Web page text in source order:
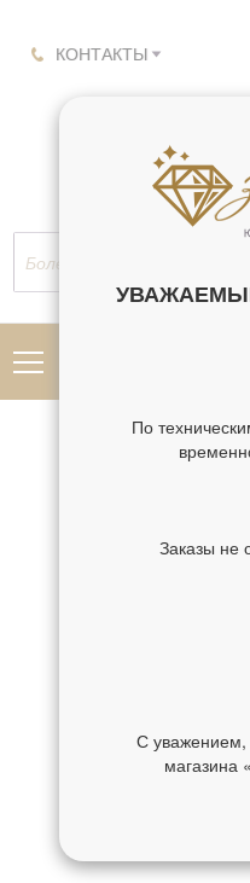
КОНТАКТЫ
По
Заказы не
С уважением,
магазина